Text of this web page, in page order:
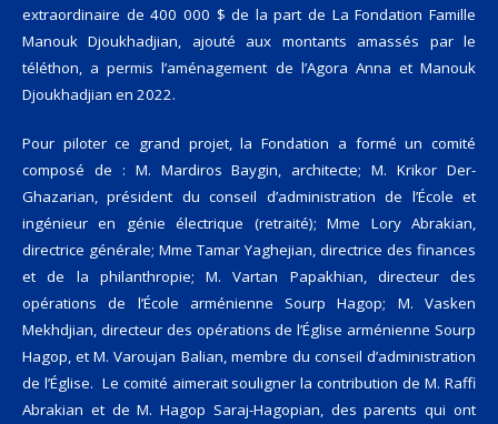
extraordinaire de 400 000 $ de la part de La Fondation Famille
Manouk Djoukhadjian, ajouté aux montants amassés par le
téléthon, a permis l’aménagement de l’Agora Anna et Manouk
Djoukhadjian en 2022.
Pour piloter ce grand projet, la Fondation a formé un comité
composé de : M. Mardiros Baygin, architecte; M. Krikor Der-
Ghazarian, président du conseil d’administration de l’École et
ingénieur en génie électrique (retraité); Mme Lory Abrakian,
directrice générale; Mme Tamar Yaghejian, directrice des finances
et de la philanthropie; M. Vartan Papakhian, directeur des
opérations de l’École arménienne Sourp Hagop; M. Vasken
Mekhdjian, directeur des opérations de l’Église arménienne Sourp
Hagop, et M. Varoujan Balian, membre du conseil d’administration
de l’Église. Le comité aimerait souligner la contribution de M. Raffi
Abrakian et de M. Hagop Saraj-Hagopian, des parents qui ont